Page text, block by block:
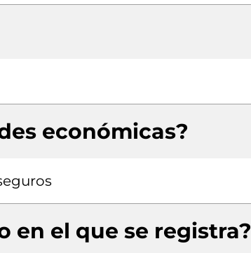
económicas?
en el que se registra?